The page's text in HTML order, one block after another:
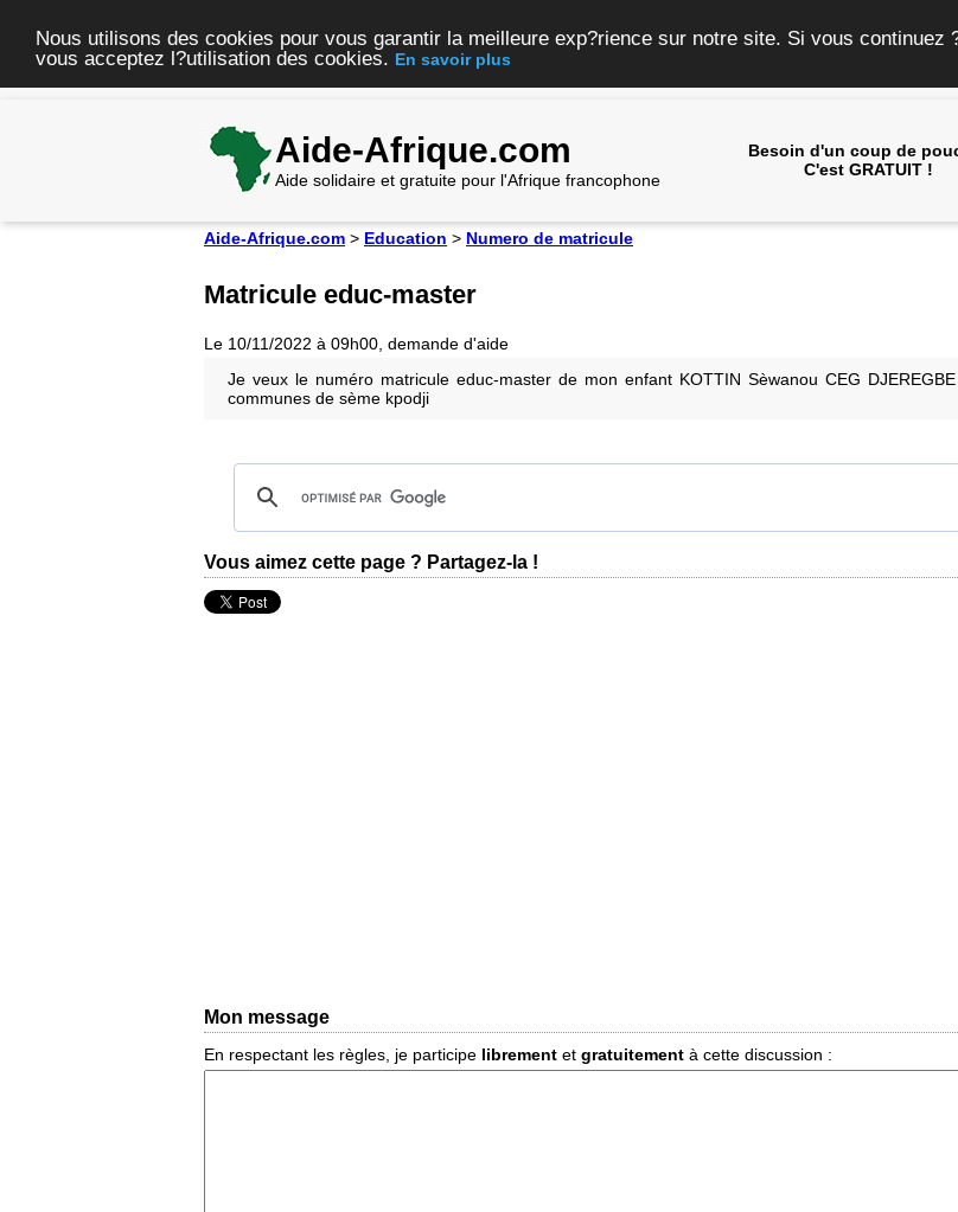
Nous utilisons des cookies pour vous garantir la meilleure exp?rience sur notre site. Si vous continuez
vous acceptez l?utilisation des cookies. En savoir plus
Aide-Afrique.com
Aide solidaire et gratuite pour l'Afrique francophone
Besoin d'un coup de
C'est GRATUIT !
Aide-Afrique.com > Education > Numero de matricule
Matricule educ-master
Le 10/11/2022 à 09h00, demande d'aide
Je veux le numéro matricule educ-master de mon enfant KOTTIN Sèwanou CEG DJEREGBE
communes de sème kpodji
Vous aimez cette page ? Partagez-la !
Mon message
En respectant les règles, je participe librement et gratuitement à cette discussion :